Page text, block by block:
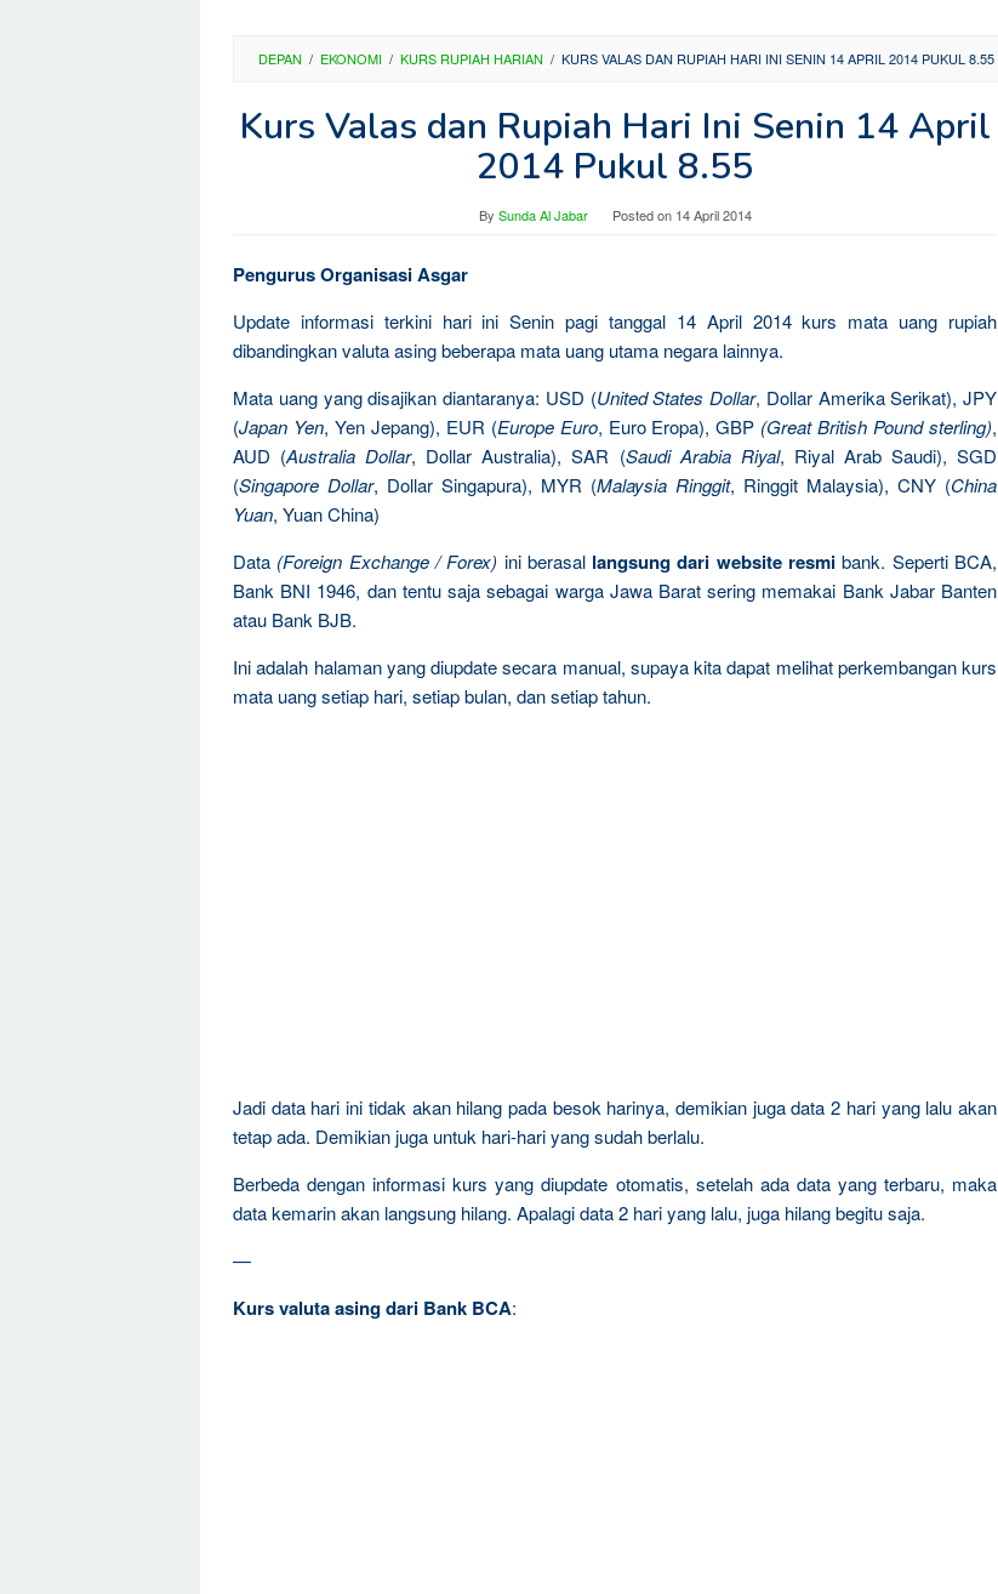
DEPAN / EKONOMI / KURS RUPIAH HARIAN / KURS VALAS DAN RUPIAH HARI INI SENIN 14 APRIL 2014 PUKUL 8.55
Kurs Valas dan Rupiah Hari Ini Senin 14 April
2014 Pukul 8.55
By Sunda Al Jabar Posted on 14 April 2014
Pengurus Organisasi Asgar
Update informasi terkini hari ini Senin pagi tanggal 14 April 2014 kurs mata uang rupiah
dibandingkan valuta asing beberapa mata uang utama negara lainnya.
Mata uang yang disajikan diantaranya: USD (United States Dollar, Dollar Amerika Serikat), JPY
(Japan Yen, Yen Jepang), EUR (Europe Euro, Euro Eropa), GBP (Great British Pound sterling),
AUD (Australia Dollar, Dollar Australia), SAR (Saudi Arabia Riyal, Riyal Arab Saudi), SGD
(Singapore Dollar, Dollar Singapura), MYR (Malaysia Ringgit, Ringgit Malaysia), CNY (China
Yuan, Yuan China)
Data (Foreign Exchange / Forex) ini berasal langsung dari website resmi bank. Seperti BCA,
Bank BNI 1946, dan tentu saja sebagai warga Jawa Barat sering memakai Bank Jabar Banten
atau Bank BJB.
Ini adalah halaman yang diupdate secara manual, supaya kita dapat melihat perkembangan kurs
mata uang setiap hari, setiap bulan, dan setiap tahun.
Jadi data hari ini tidak akan hilang pada besok harinya, demikian juga data 2 hari yang lalu akan
tetap ada. Demikian juga untuk hari-hari yang sudah berlalu.
Berbeda dengan informasi kurs yang diupdate otomatis, setelah ada data yang terbaru, maka
data kemarin akan langsung hilang. Apalagi data 2 hari yang lalu, juga hilang begitu saja.
—
Kurs valuta asing dari Bank BCA: